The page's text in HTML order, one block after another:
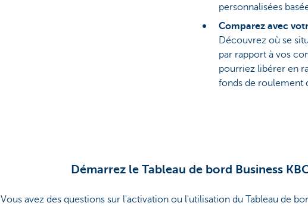
personnalisées
Comparez avec
Découvrez où se
par rapport à vos
pourriez libérer en
fonds de roulement
Démarrez le Tableau de bord Business
Vous avez des questions sur l'activation ou l'utilisation du Tableau de